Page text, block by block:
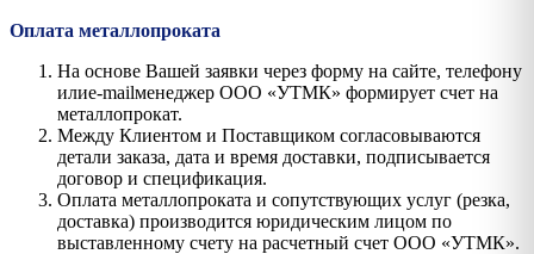
Оплата металлопроката
На основе Вашей заявки через форму на сайте, телефону
илиe-mailменеджер ООО «УТМК» формирует счет на
металлопрокат.
Между Клиентом и Поставщиком согласовываются
детали заказа, дата и время доставки, подписывается
договор и спецификация.
Оплата металлопроката и сопутствующих услуг (резка,
доставка) производится юридическим лицом по
выставленному счету на расчетный счет ООО «УТМК».